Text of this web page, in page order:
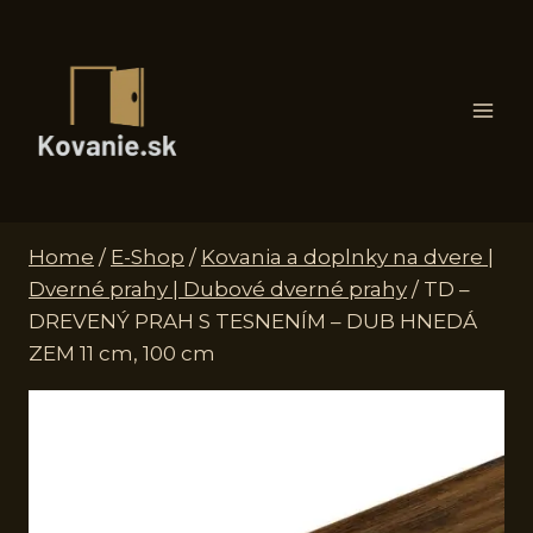
Home / E-Shop / Kovania a doplnky na dvere |
Dverné prahy | Dubové dverné prahy / TD –
DREVENÝ PRAH S TESNENÍM – DUB HNEDÁ
ZEM 11 cm, 100 cm